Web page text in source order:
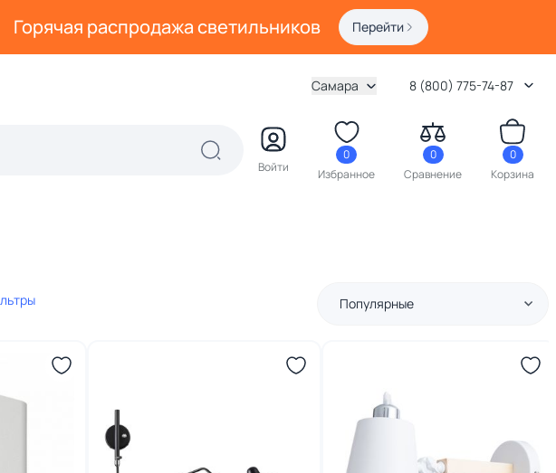
Горячая распродажа светильников Перейти
Самара 8 (800) 775-74-87
Войти
0
Избранное
0
Сравнение
0
Корзина
Популярные